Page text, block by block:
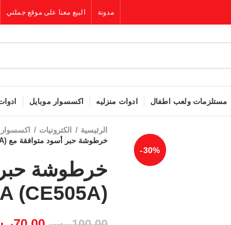
مدونة البيع معنا على موقع جملتي
مستلزمات ولعب اطفال ادوات منزليه اكسسوار موبايل
-30%
الرئيسية
الكترونيات
اكسسوار
خرطوشة حبر أسود متوافقة مع UPC 05A (CE505A)
(CE505A)